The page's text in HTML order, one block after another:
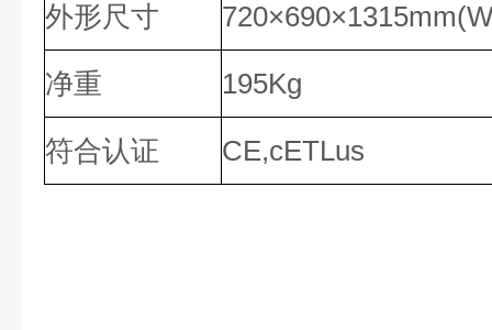
外形尺寸
净重 195Kg
符合认证 CE,cETLus